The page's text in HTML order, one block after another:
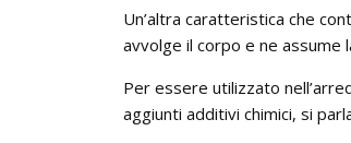
Un’altra caratteristica che
avvolge il corpo e ne
Per essere utilizzato
aggiunti additivi chimici, si